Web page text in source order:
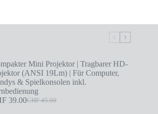
Mini Projektor | Tragbarer HD-
(ANSI 19Lm) | Für Computer,
& Spielkonsolen inkl.
CHF45.00
39.00